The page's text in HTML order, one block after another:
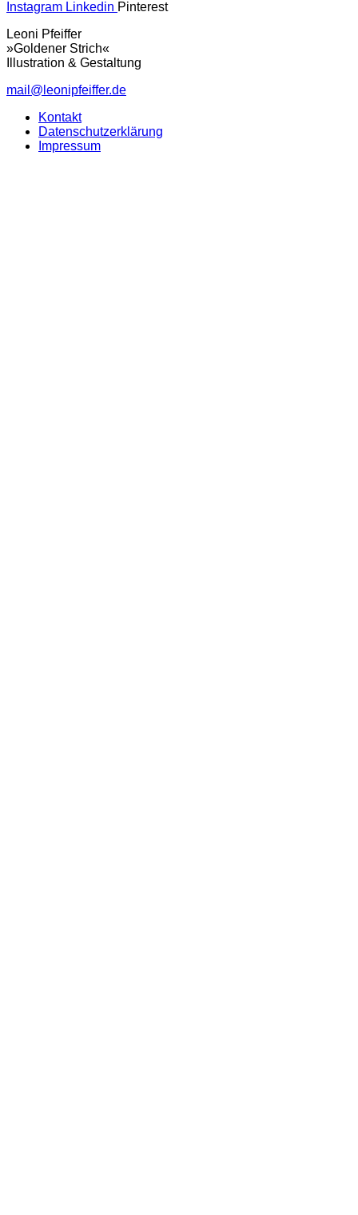
Instagram Linkedin Pinterest
Leoni Pfeiffer
»Goldener Strich«
Illustration & Gestaltung
mail@leonipfeiffer.de
Kontakt
Datenschutzerklärung
Impressum